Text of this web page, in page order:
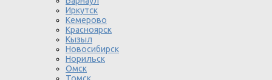
Иркутск
Кемерово
Красноярск
Кызыл
Новосибирск
Норильск
Омск
Томск